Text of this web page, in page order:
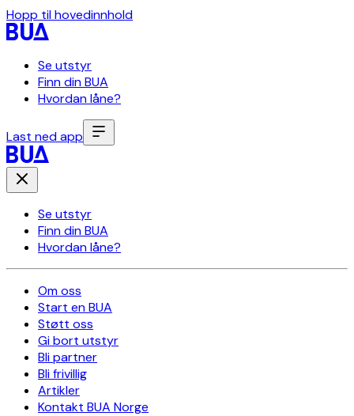
Hopp til hovedinnhold
Se utstyr
Finn din BUA
Hvordan låne?
Last ned app
Se utstyr
Finn din BUA
Hvordan låne?
Om oss
Start en BUA
Støtt oss
Gi bort utstyr
Bli partner
Bli frivillig
Artikler
Kontakt BUA Norge